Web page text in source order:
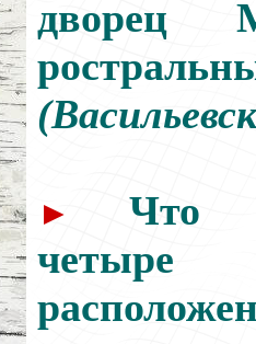
дворец
►
Что
четыре